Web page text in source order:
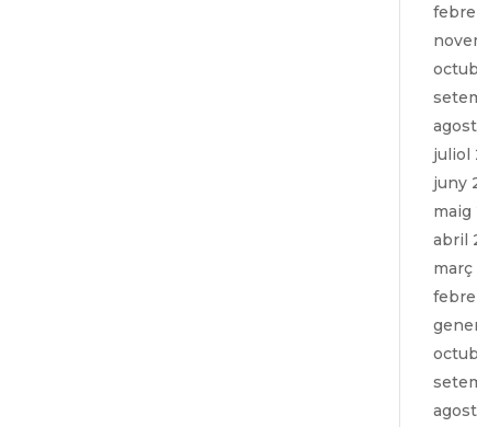
juliol
juny
maig
abril